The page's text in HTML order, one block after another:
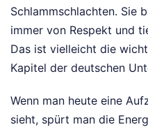
Schlammschlachten. Sie
immer von Respekt und
Das ist vielleicht die
Kapitel der deutschen
Wenn man heute eine
sieht, spürt man die